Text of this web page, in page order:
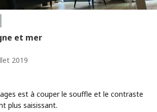
et mer
2019
est à couper le souffle et le contraste
plus saisissant.